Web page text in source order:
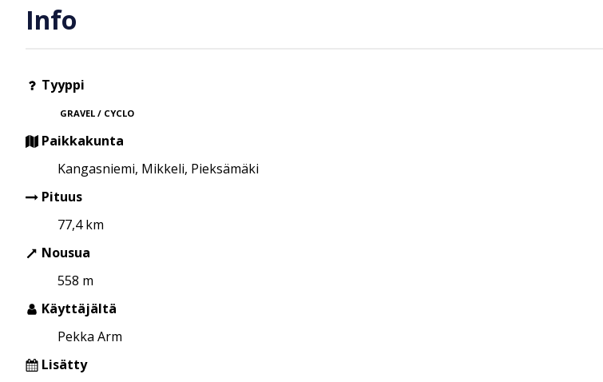
Info
Tyyppi
GRAVEL / CYCLO
Paikkakunta
Kangasniemi, Mikkeli, Pieksämäki
Pituus
77,4 km
Nousua
558 m
Käyttäjältä
Pekka Arm
Lisätty